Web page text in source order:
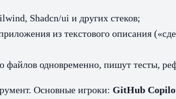
Shadcn/ui и других стеков;
из текстового описания
одновременно, пишут тесты,
Основные игроки: GitHub